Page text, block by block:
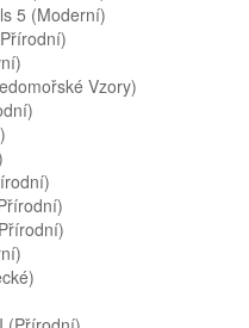
5 (moderní)
Vzory)